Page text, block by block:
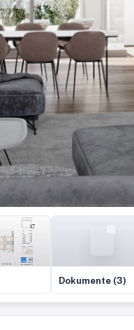
Dokumente (3)